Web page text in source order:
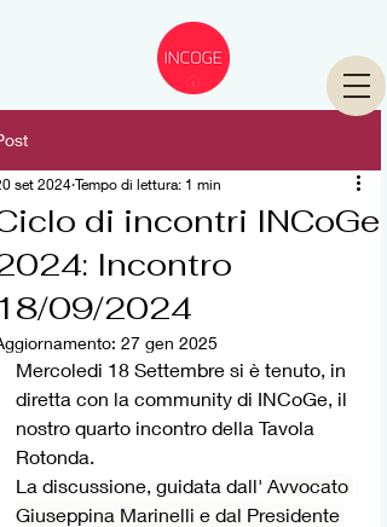
di incontri INCoGe
Incontro
09/2024
set 2024 Tempo di lettura: 1 min
27 gen 2025
Mercoledi 18 Settembre si è tenuto, in
diretta con la community di INCoGe, il
nostro quarto incontro della Tavola
Rotonda.
La discussione, guidata dall' Avvocato
Giuseppina Marinelli e dal Presidente